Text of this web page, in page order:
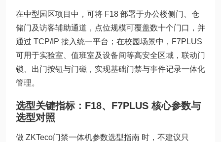
在中型园区项目中，可将 F18 部署于办公楼侧门、仓
储门及访客辅助通道，点位规模可覆盖数十个门口，并
通过 TCP/IP 接入统一平台；在校园场景中，F7PLUS
可用于实验室、值班室及设备间等高安全区域，联动门
锁、出门按钮与门磁，实现基础门禁与事件记录一体化
管理。
选型关键指标：F18、F7PLUS 核心参数与
选型对照
做 ZKTeco门禁一体机参数选型指南 时，不建议只